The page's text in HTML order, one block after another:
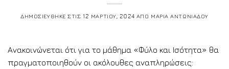
ΔΗΜΟΣΙΕΥΘΗΚΕ ΣΤΙΣ 12 ΜΑΡΤΙΟΥ, 2024 ΑΠΟ ΜΑΡΙΑ ΑΝΤΩΝΙΑΔΟΥ
Ανακοινώνεται ότι για το μάθημα «Φύλο και Ισότητα» θα
πραγματοποιηθούν οι ακόλουθες αναπληρώσεις: